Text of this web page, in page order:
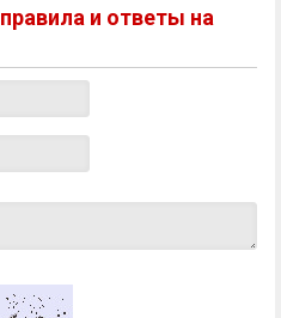
правила и ответы на